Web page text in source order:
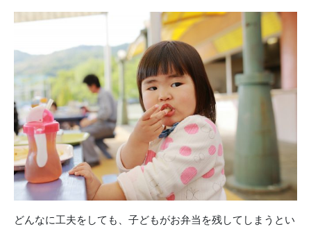
どんなに工夫をしても、子どもがお弁当を残してしまうとい